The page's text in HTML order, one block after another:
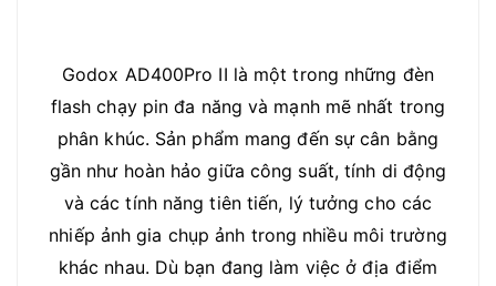
Godox AD400Pro II là một trong những đèn
flash chạy pin đa năng và mạnh mẽ nhất trong
phân khúc. Sản phẩm mang đến sự cân bằng
gần như hoàn hảo giữa công suất, tính di động
và các tính năng tiên tiến, lý tưởng cho các
nhiếp ảnh gia chụp ảnh trong nhiều môi trường
khác nhau. Dù bạn đang làm việc ở địa điểm